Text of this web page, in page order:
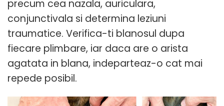
precum cea nazala, auriculara,
conjunctivala si determina leziuni
traumatice. Verifica-ti blanosul dupa
fiecare plimbare, iar daca are o arista
agatata in blana, indeparteaz-o cat mai
repede posibil.